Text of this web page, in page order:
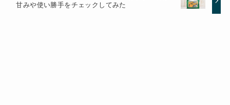
甘みや使い勝手をチェックしてみた